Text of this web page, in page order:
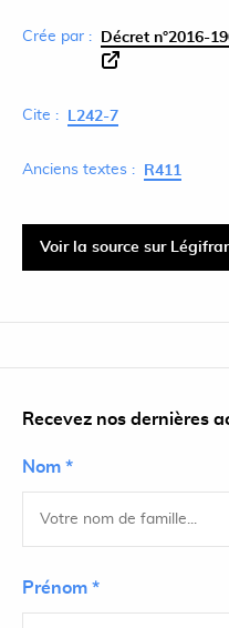
Crée par : Décret n°2016-
Cite : L242-7
Anciens textes : R411
Voir la source sur
Recevez nos dernières
Nom *
Prénom *